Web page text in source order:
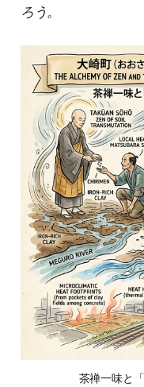
ろう。
茶禅一味と